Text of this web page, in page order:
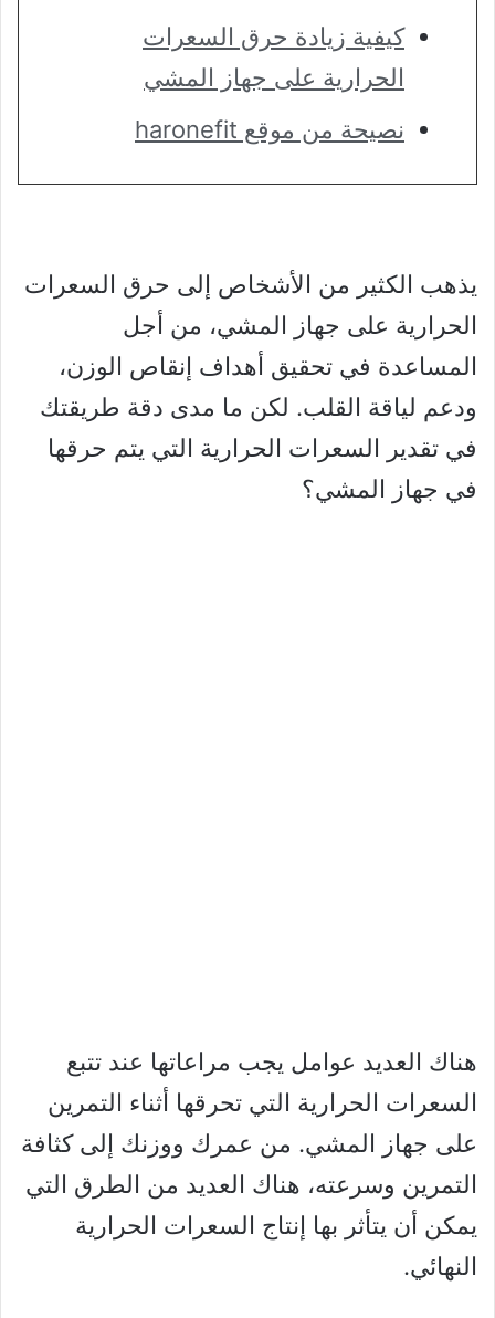
كيفية زيادة حرق السعرات
الحرارية على جهاز المشي
نصيحة من موقع haronefit
يذهب الكثير من الأشخاص إلى حرق السعرات
الحرارية على جهاز المشي، من أجل
المساعدة في تحقيق أهداف إنقاص الوزن،
ودعم لياقة القلب. لكن ما مدى دقة طريقتك
في تقدير السعرات الحرارية التي يتم حرقها
في جهاز المشي؟
هناك العديد عوامل يجب مراعاتها عند تتبع
السعرات الحرارية التي تحرقها أثناء التمرين
على جهاز المشي. من عمرك ووزنك إلى كثافة
التمرين وسرعته، هناك العديد من الطرق التي
يمكن أن يتأثر بها إنتاج السعرات الحرارية
النهائي.